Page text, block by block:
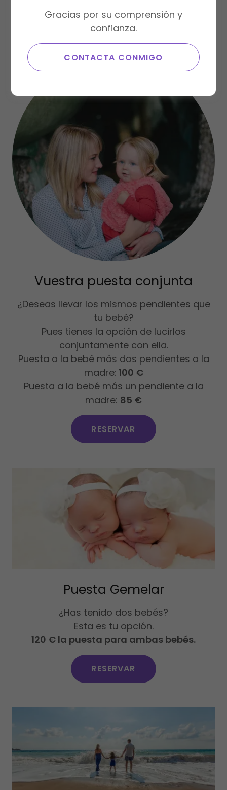
RESERVAR
Vuestra puesta conjunta
¿Deseas llevar los mismos pendientes que
tu bebé?
Pues tienes la opción de lucirlos
conjuntamente con ella.
Puesta a la bebé más dos pendientes a la
madre: 100 €
Puesta a la bebé más un pendiente a la
madre: 85 €
RESERVAR
Puesta Gemelar
¿Has tenido dos bebés?
Esta es tu opción.
120 € la puesta para ambas bebés.
RESERVAR
Gracias por su comprensión y
confianza.
CONTACTA CONMIGO